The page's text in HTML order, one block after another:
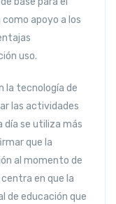
apoyo a los
uso.
la tecnología de
las actividades
día se utiliza más
que la
al momento de
en que la
de educación que